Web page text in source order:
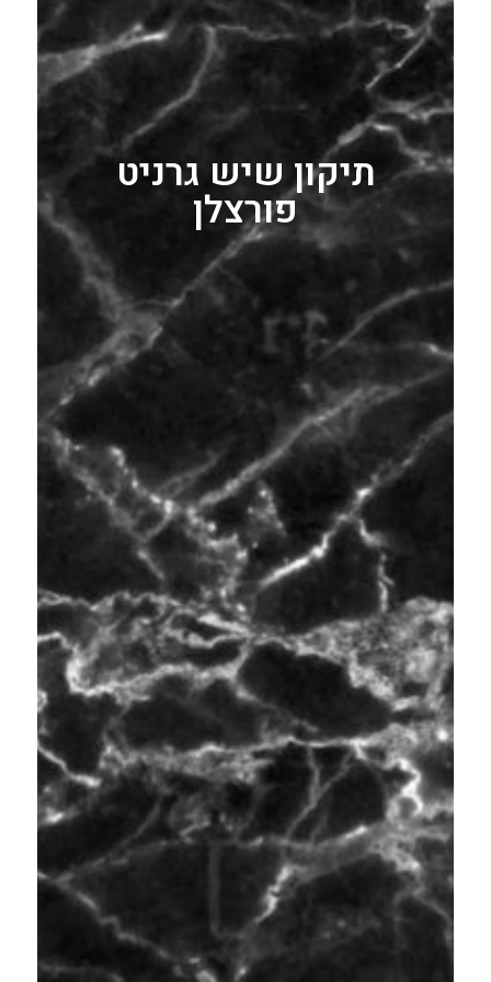
תיקון שיש גרניט
פורצלן